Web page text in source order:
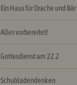
Ein Haus für Drache und Bär
Alles vorbereitet!
Gottesdienst am 22.2
Schubladendenken